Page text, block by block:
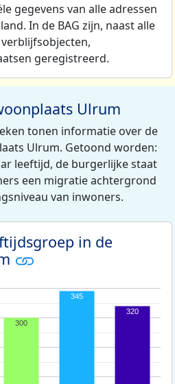
gegevens van alle adressen
In de BAG zijn, naast alle
geregistreerd.
Ulrum
tonen informatie over de
Ulrum. Getoond worden:
leeftijd, de burgerlijke staat
een migratie achtergrond
van inwoners.
in de
300
345
320